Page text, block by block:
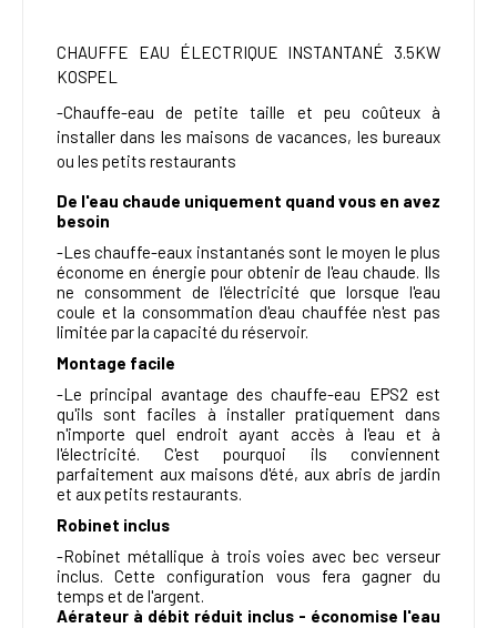
CHAUFFE EAU ÉLECTRIQUE INSTANTANÉ 3.5KW
KOSPEL
-Chauffe-eau de petite taille et peu coûteux à
installer dans les maisons de vacances, les bureaux
ou les petits restaurants
De l'eau chaude uniquement quand vous en avez
besoin
-Les chauffe-eaux instantanés sont le moyen le plus
économe en énergie pour obtenir de l'eau chaude. Ils
ne consomment de l'électricité que lorsque l'eau
coule et la consommation d'eau chauffée n'est pas
limitée par la capacité du réservoir.
Montage facile
-Le principal avantage des chauffe-eau EPS2 est
qu'ils sont faciles à installer pratiquement dans
n'importe quel endroit ayant accès à l'eau et à
l'électricité. C'est pourquoi ils conviennent
parfaitement aux maisons d'été, aux abris de jardin
et aux petits restaurants.
Robinet inclus
-Robinet métallique à trois voies avec bec verseur
inclus. Cette configuration vous fera gagner du
temps et de l'argent.
Aérateur à débit réduit inclus - économise l'eau